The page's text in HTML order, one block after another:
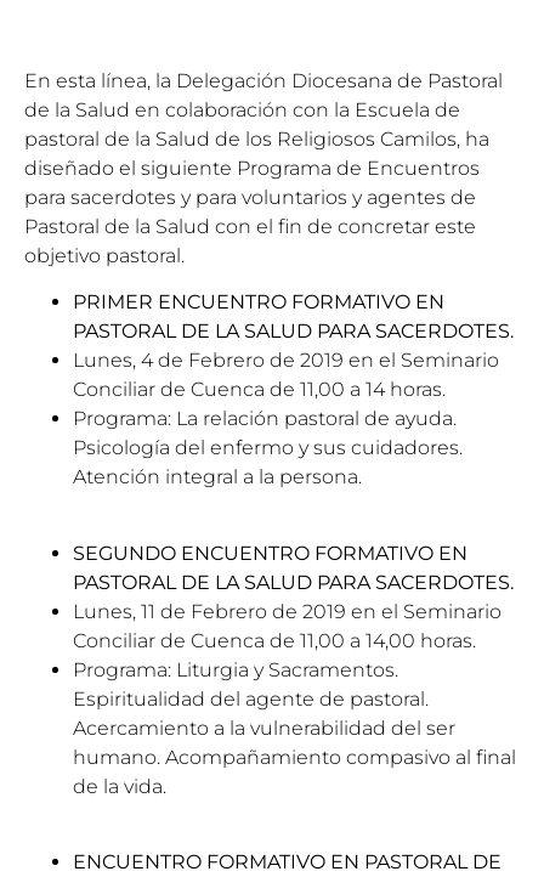
En esta línea, la Delegación Diocesana de Pastoral
de la Salud en colaboración con la Escuela de
pastoral de la Salud de los Religiosos Camilos, ha
diseñado el siguiente Programa de Encuentros
para sacerdotes y para voluntarios y agentes de
Pastoral de la Salud con el fin de concretar este
objetivo pastoral.
PRIMER ENCUENTRO FORMATIVO EN
PASTORAL DE LA SALUD PARA SACERDOTES.
Lunes, 4 de Febrero de 2019 en el Seminario
Conciliar de Cuenca de 11,00 a 14 horas.
Programa: La relación pastoral de ayuda.
Psicología del enfermo y sus cuidadores.
Atención integral a la persona.
SEGUNDO ENCUENTRO FORMATIVO EN
PASTORAL DE LA SALUD PARA SACERDOTES.
Lunes, 11 de Febrero de 2019 en el Seminario
Conciliar de Cuenca de 11,00 a 14,00 horas.
Programa: Liturgia y Sacramentos.
Espiritualidad del agente de pastoral.
Acercamiento a la vulnerabilidad del ser
humano. Acompañamiento compasivo al final
de la vida.
ENCUENTRO FORMATIVO EN PASTORAL DE